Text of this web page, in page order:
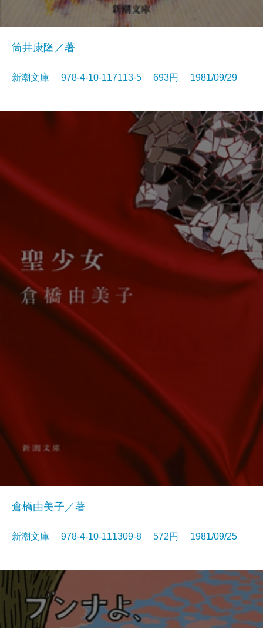
筒井康隆／著
新潮文庫 978-4-10-117113-5 693円 1981/09/29
倉橋由美子／著
新潮文庫 978-4-10-111309-8 572円 1981/09/25